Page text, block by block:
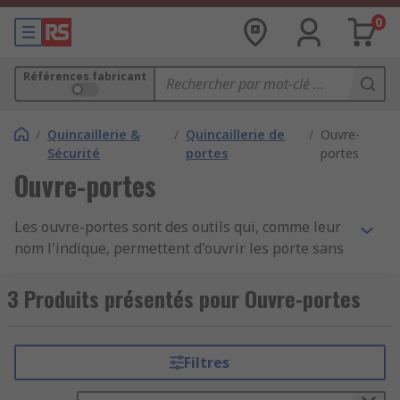
0
Références fabricant
/ Quincaillerie &
Sécurité
/ Quincaillerie de
portes
/ Ouvre-
portes
Ouvre-portes
Les ouvre-portes sont des outils qui, comme leur
nom l'indique, permettent d'ouvrir les porte sans
portes sans devoir toucher la poignée pour des
raisons d'hygiène. L'absence de contact avec les
d'éviter toute contamination par virus ou
bactéries.
3 Produits présentés pour Ouvre-portes
Filtres